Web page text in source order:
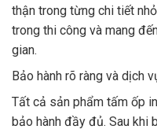
thận trong từng chi tiết
trong thi công và mang
gian.
Bảo hành rõ ràng và dịch
Tất cả sản phẩm tấm ốp
bảo hành đầy đủ. Sau khi